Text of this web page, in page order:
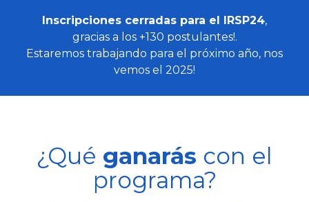
Inscripciones cerradas para el IRSP24,
gracias a los +130 postulantes!.
Estaremos trabajando para el próximo año, nos
vemos el 2025!
¿Qué ganarás con el
programa?